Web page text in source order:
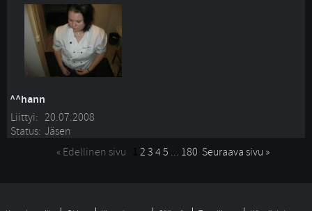
^^hann
Liittyi: 20.07.2008
Status: Jäsen
« Edellinen sivu
2 3 45 ... 180 Seuraava sivu »